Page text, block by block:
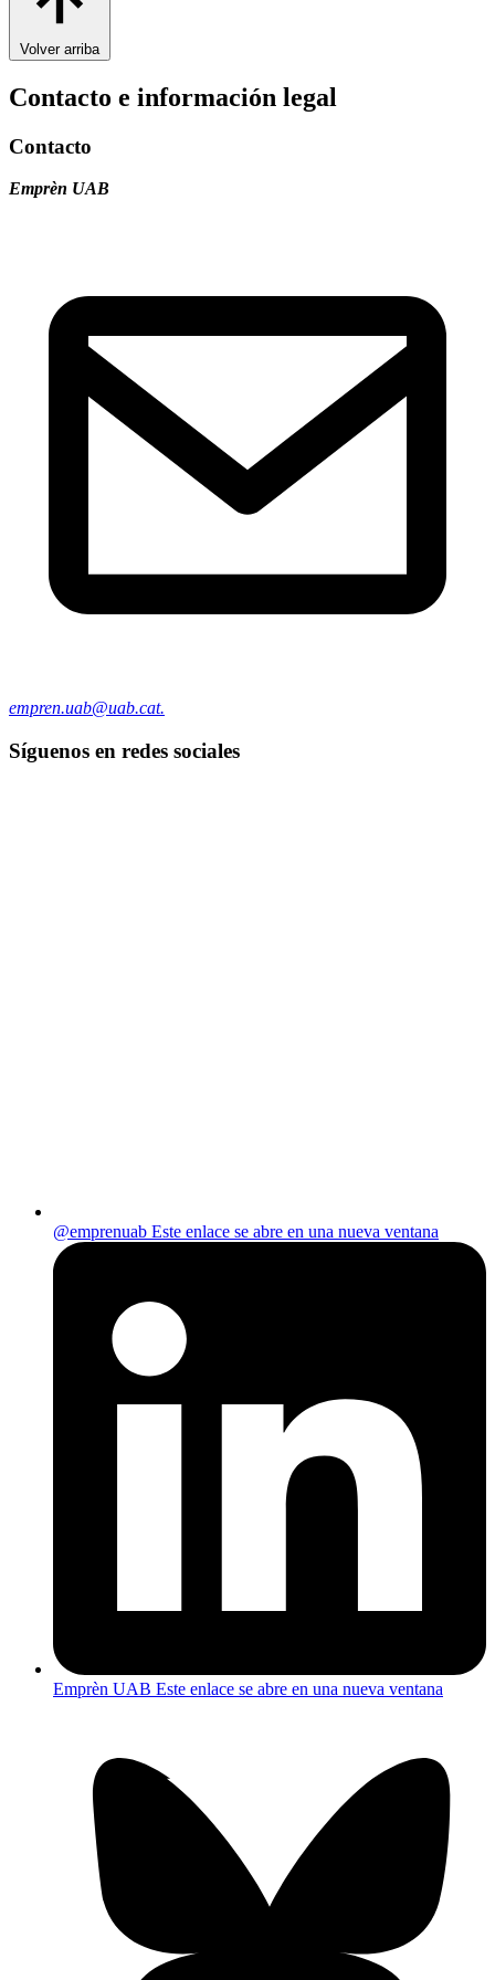
Volver arriba
Contacto e información legal
Contacto
Emprèn UAB
empren.uab@uab.cat.
Síguenos en redes sociales
@emprenuab Este enlace se abre en una nueva ventana
Emprèn UAB Este enlace se abre en una nueva ventana